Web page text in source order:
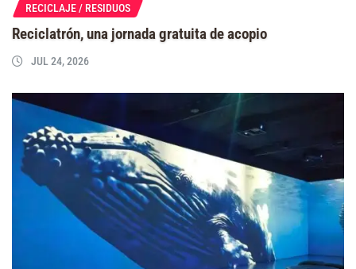
RECICLAJE / RESIDUOS
Reciclatrón, una jornada gratuita de acopio
JUL 24, 2026